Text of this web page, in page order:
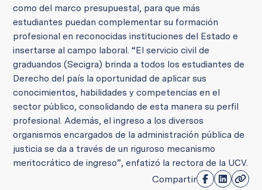
como del marco presupuestal, para que más
estudiantes puedan complementar su formación
profesional en reconocidas instituciones del Estado e
insertarse al campo laboral. “El servicio civil de
graduandos (Secigra) brinda a todos los estudiantes de
Derecho del país la oportunidad de aplicar sus
conocimientos, habilidades y competencias en el
sector público, consolidando de esta manera su perfil
profesional. Además, el ingreso a los diversos
organismos encargados de la administración pública de
justicia se da a través de un riguroso mecanismo
meritocrático de ingreso”, enfatizó la rectora de la UCV.
Compartir